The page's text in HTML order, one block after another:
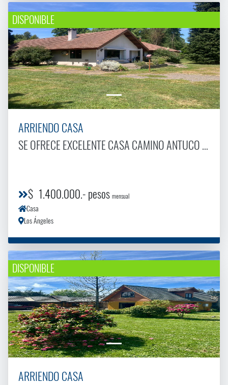
DISPONIBLE
ARRIENDO CASA
SE OFRECE EXCELENTE CASA CAMINO ANTUCO KM2(ARRIENDO)
$ 1.400.000.- pesos mensual
Casa
Los Ángeles
DISPONIBLE
ARRIENDO CASA